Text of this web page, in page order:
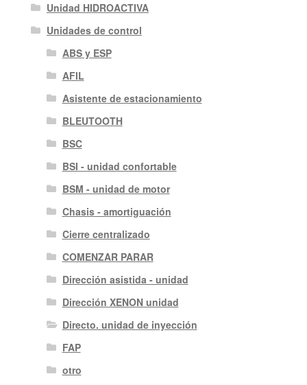
Unidad HIDROACTIVA
Unidades de control
ABS y ESP
AFIL
Asistente de estacionamiento
BLEUTOOTH
BSC
BSI - unidad confortable
BSM - unidad de motor
Chasis - amortiguación
Cierre centralizado
COMENZAR PARAR
Dirección asistida - unidad
Dirección XENON unidad
Directo. unidad de inyección
FAP
otro